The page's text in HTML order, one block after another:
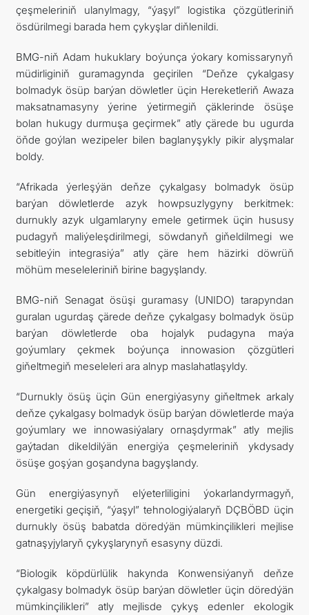
çeşmeleriniň ulanylmagy, “ýaşyl” logistika çözgütleriniň
ösdürilmegi barada hem çykyşlar diňlenildi.
BMG-niň Adam hukuklary boýunça ýokary komissarynyň
müdirliginiň guramagynda geçirilen “Deňze çykalgasy
bolmadyk ösüp barýan döwletler üçin Hereketleriň Awaza
maksatnamasyny ýerine ýetirmegiň çäklerinde ösüşe
bolan hukugy durmuşa geçirmek” atly çärede bu ugurda
öňde goýlan wezipeler bilen baglanyşykly pikir alyşmalar
boldy.
“Afrikada ýerleşýän deňze çykalgasy bolmadyk ösüp
barýan döwletlerde azyk howpsuzlygyny berkitmek:
durnukly azyk ulgamlaryny emele getirmek üçin hususy
pudagyň maliýeleşdirilmegi, söwdanyň giňeldilmegi we
sebitleýin integrasiýa” atly çäre hem häzirki döwrüň
möhüm meseleleriniň birine bagyşlandy.
BMG-niň Senagat ösüşi guramasy (UNIDO) tarapyndan
guralan ugurdaş çärede deňze çykalgasy bolmadyk ösüp
barýan döwletlerde oba hojalyk pudagyna maýa
goýumlary çekmek boýunça innowasion çözgütleri
giňeltmegiň meseleleri ara alnyp maslahatlaşyldy.
“Durnukly ösüş üçin Gün energiýasyny giňeltmek arkaly
deňze çykalgasy bolmadyk ösüp barýan döwletlerde maýa
goýumlary we innowasiýalary ornaşdyrmak” atly mejlis
gaýtadan dikeldilýän energiýa çeşmeleriniň ykdysady
ösüşe goşýan goşandyna bagyşlandy.
Gün energiýasynyň elýeterliligini ýokarlandyrmagyň,
energetiki geçişiň, “ýaşyl” tehnologiýalaryň DÇBÖBD üçin
durnukly ösüş babatda döredýän mümkinçilikleri mejlise
gatnaşyjylaryň çykyşlarynyň esasyny düzdi.
“Biologik köpdürlülik hakynda Konwensiýanyň deňze
çykalgasy bolmadyk ösüp barýan döwletler üçin döredýän
mümkinçilikleri” atly mejlisde çykyş edenler ekologik